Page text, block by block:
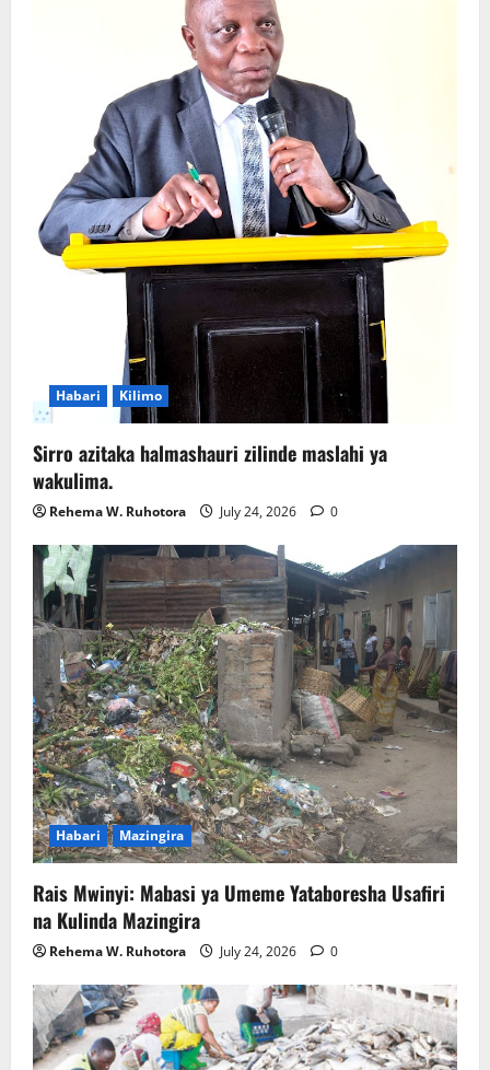
Habari Kilimo
Sirro azitaka halmashauri zilinde maslahi ya
wakulima.
Rehema W. Ruhotora July 24, 2026 0
Habari Mazingira
Rais Mwinyi: Mabasi ya Umeme Yataboresha Usafiri
na Kulinda Mazingira
Rehema W. Ruhotora July 24, 2026 0